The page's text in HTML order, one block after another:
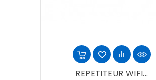
REPETITEUR WIFI...